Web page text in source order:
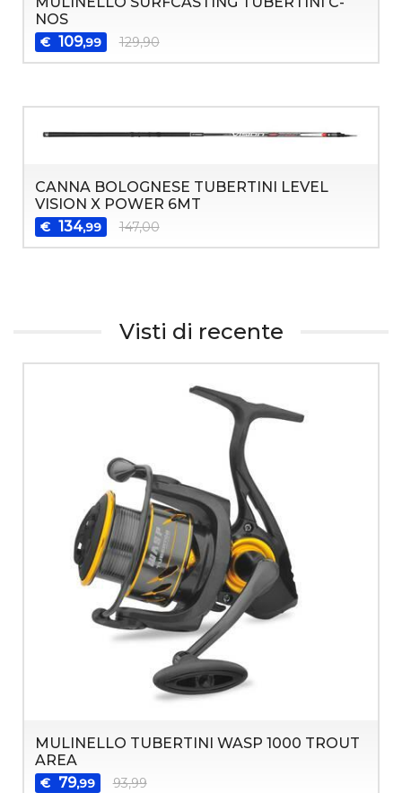
NOS
€ 109,99 129,90
CANNA BOLOGNESE TUBERTINI LEVEL
VISION X POWER 6MT
€ 134,99 147,00
Visti di recente
MULINELLO TUBERTINI WASP 1000 TROUT
AREA
€ 79,99 93,99